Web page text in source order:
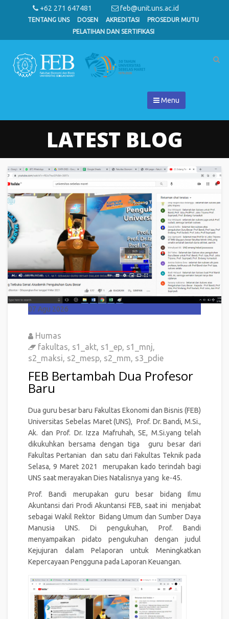
+62 271 647481 feb@unit.uns.ac.id
TENTANG UNS DOSEN AKREDITASI
PROSEDUR MUTU
PELATIHAN DAN SERTIFIKASI
Menu
LATEST BLOG
07 Agu 2026
Humas
fakultas, s1_akt, s1_ep, s1_mnj,
s2_maksi, s2_mesp, s2_mm, s3_pdie
FEB Bertambah Dua Profesor
Baru
Dua guru besar baru Fakultas Ekonomi dan Bisnis (FEB)
Universitas Sebelas Maret (UNS), Prof. Dr. Bandi, M.Si.,
Ak. dan Prof. Dr. Izza Mafruhah, SE, M.Si.yang telah
dikukuhkan bersama dengan tiga guru besar dari
Fakultas Pertanian dan satu dari Fakultas Teknik pada
Selasa, 9 Maret 2021 merupakan kado terindah bagi
UNS saat merayakan Dies Natalisnya yang ke-45.
Prof. Bandi merupakan guru besar bidang Ilmu
Akuntansi dari Prodi Akuntansi FEB, saat ini menjabat
sebagai Wakil Rektor Bidang Umum dan Sumber Daya
Manusia UNS. Di pengukuhan, Prof. Bandi
menyampaikan pidato pengukuhan dengan judul
Kejujuran dalam Pelaporan untuk Meningkatkan
Kepercayaan Pengguna pada Laporan Keuangan.